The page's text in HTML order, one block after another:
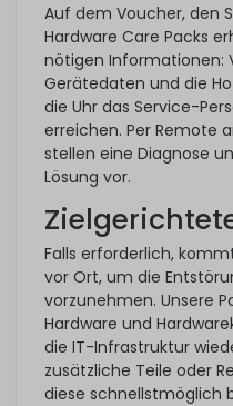
Auf dem Voucher, den
Hardware Care Packs
nötigen Informationen:
Gerätedaten und die
die Uhr das Service-
erreichen. Per Remote
stellen eine Diagnose
Lösung vor.
Falls erforderlich,
vor Ort, um die
vorzunehmen. Unsere
Hardware und
die IT-Infrastruktur
zusätzliche Teile oder
diese schnellstmöglich